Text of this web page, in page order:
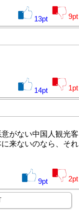
13pt 9pt
14pt 1pt
がない中国人観光客
来ないのなら、それ
9pt 2pt